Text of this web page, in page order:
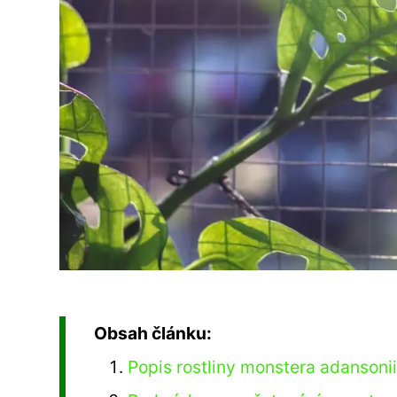
Obsah článku:
Popis rostliny monstera adansonii